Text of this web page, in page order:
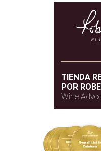
TIENDA
POR
Wine